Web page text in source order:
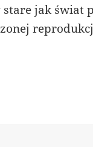
jak świat
Gra o Tron